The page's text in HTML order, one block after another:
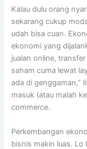
Kalau dulu orang
sekarang cukup
udah bisa cuan.
ekonomi yang
jualan online,
saham cuma lewat
ada di genggaman,”
masuk (atau malah
commerce.
Perkembangan
bisnis makin luas.